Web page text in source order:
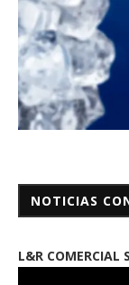
NOTICIAS
L&R COMERCIAL